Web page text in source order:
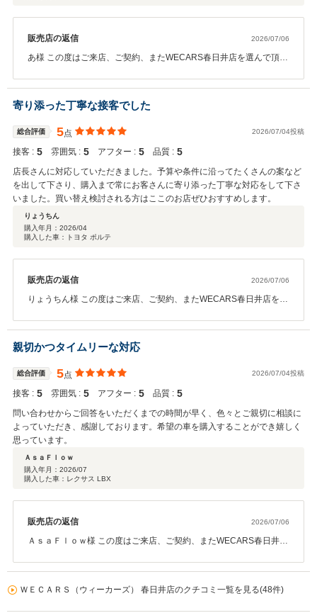
販売店の返信 2026/07/06
あ様 この度はご来店、ご契約、またWECARS春日井店を選んで頂き
すので引き続き宜しくお願い致します。
寄り添った丁寧な接客でした
総合評価 5点 2026/07/04投稿
接客 : 5 雰囲気 : 5 アフター : 5 品質 : 5
店長さんに対応していただきました。予算や条件に沿ってたくさんの案など
を出して下さり、購入まで常にお客さんに寄り添った丁寧な対応をして下さ
いました。買い替え検討される方はここのお店ぜひおすすめします。
りょうちん
購入年月： 2026/04
購入した車：トヨタ ポルテ
販売店の返信 2026/07/06
りょうちん様 この度はご来店、ご契約、またWECARS春日井店を選
ばと思いますので引き続き宜しくお願い致します。
親切かつタイムリーな対応
総合評価 5点 2026/07/04投稿
接客 : 5 雰囲気 : 5 アフター : 5 品質 : 5
問い合わせからご回答をいただくまでの時間が早く、色々とご親切に相談に
よっていただき、感謝しております。希望の車を購入することができ嬉しく
思っています。
ＡｓａＦｌｏｗ
購入年月： 2026/07
購入した車：レクサス LBX
販売店の返信 2026/07/06
ＡｓａＦｌｏｗ様 この度はご来店、ご契約、またWECARS春日井店
ＷＥＣＡＲＳ（ウィーカーズ） 春日井店のクチコミ一覧を見る(48件)